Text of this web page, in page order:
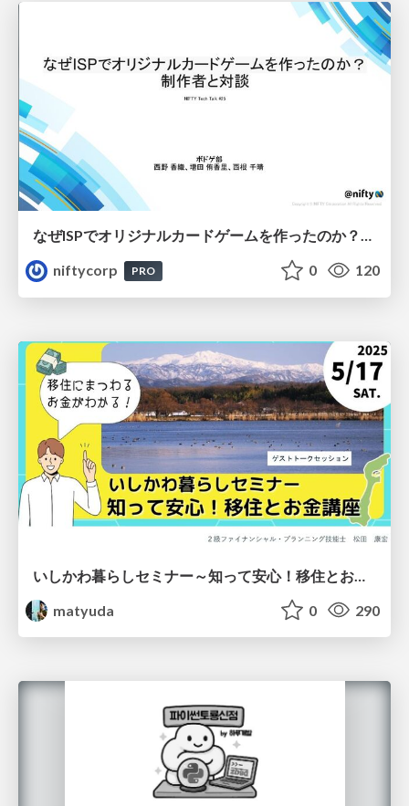
なぜISPでオリジナルカードゲームを作ったのか？制作者と対談 - NIFTY Tech Talk #25
niftycorp
PRO 0 120
matyuda
0 290